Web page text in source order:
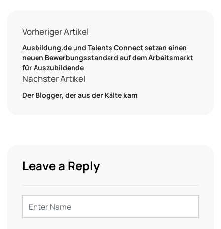
Vorheriger Artikel
Ausbildung.de und Talents Connect setzen einen
neuen Bewerbungsstandard auf dem Arbeitsmarkt
für Auszubildende
Nächster Artikel
Der Blogger, der aus der Kälte kam
Leave a Reply